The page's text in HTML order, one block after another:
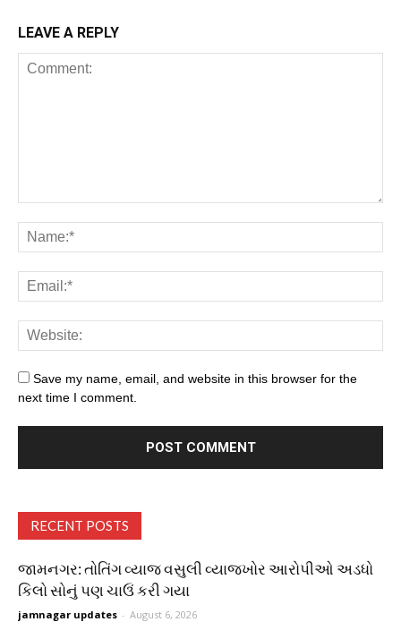
LEAVE A REPLY
Save my name, email, and website in this browser for the
next time I comment.
RECENT POSTS
જામનગર: તોતિંગ વ્યાજ વસુલી વ્યાજખોર આરોપીઓ અડધો
કિલો સોનું પણ ચાઉં કરી ગયા
jamnagar updates - August 6, 2026